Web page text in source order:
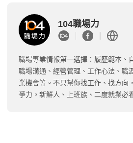
104職場力
職場專業情報第一選擇：履歷範本、
職場溝通、經營管理、工作心法、職
業機會等。不只幫你找工作、找方向
爭力。新鮮人、上班族、二度就業必